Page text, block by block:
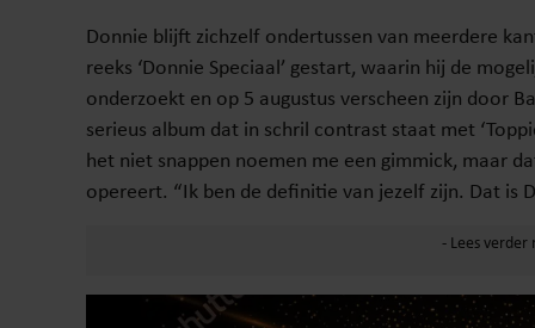
Donnie blijft zichzelf ondertussen van meerdere
reeks ‘Donnie Speciaal’ gestart, waarin hij de
onderzoekt en op 5 augustus verscheen zijn door
serieus album dat in schril contrast staat met
het niet snappen noemen me een gimmick, maar
opereert. “Ik ben de definitie van jezelf zijn. Dat is